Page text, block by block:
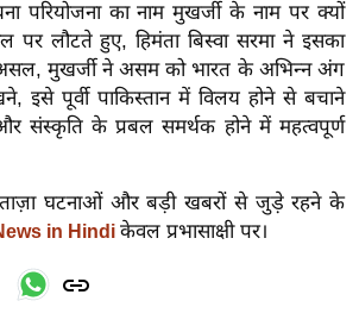
का नाम मुखर्जी के नाम पर क्यों
पर लौटते हुए, हिमंता बिस्वा सरमा ने इसका
मुखर्जी ने असम को भारत के अभिन्न अंग
इसे पूर्वी पाकिस्तान में विलय होने से बचाने
संस्कृति के प्रबल समर्थक होने में महत्वपूर्ण
ताज़ा घटनाओं और बड़ी खबरों से जुड़े रहने के
in Hindi केवल प्रभासाक्षी पर।